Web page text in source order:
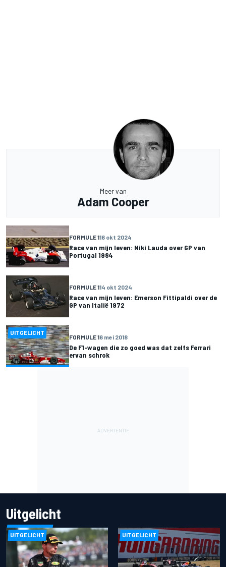
Meer van
Adam Cooper
FORMULE 116 okt 2024
Race van mijn leven: Niki Lauda over GP van
Portugal 1984
FORMULE 114 okt 2024
Race van mijn leven: Emerson Fittipaldi over de
GP van Italië 1972
UITGELICHT
FORMULE 16 mei 2018
De F1-wagen die zo goed was dat zelfs Ferrari
ervan schrok
Uitgelicht
UITGELICHT UITGELICHT